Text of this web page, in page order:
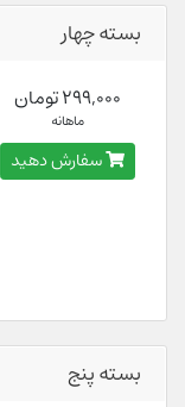
بسته چهار
299,000 تومان
ماهانه
سفارش دهید
بسته پنج